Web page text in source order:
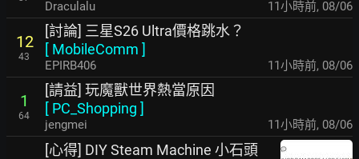
Draculalu 11小時前, 08/06
12
43
[討論] 三星S26 Ultra價格跳水？
[ MobileComm ]
EPIRB406 11小時前, 08/06
1
64
[請益] 玩魔獸世界熱當原因
[ PC_Shopping ]
jengmei 11小時前, 08/06
[心得] DIY Steam Machine 小石頭